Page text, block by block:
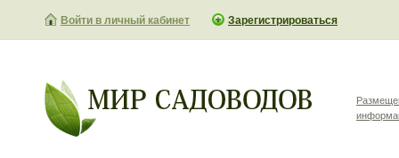
Войти в личный кабинет Зарегистрироваться